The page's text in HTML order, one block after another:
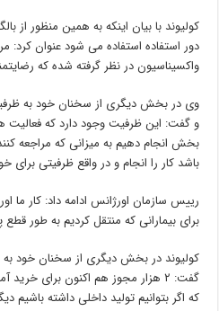
کولیوند با بیان اینکه به همین منظور از
دور استفاده استفاده می شود عنوان کرد:
واکسیناسیون در نظر گرفته شده که
وی در بخش دیگری از سخنان خود به
و گفت: این ظرفیت وجود دارد که فعالیت
بخش انجام دهیم به میزانی که مراجعه
باشد کار را انجام و در واقع ظرفیتی
رییس سازمان اورژانس ادامه داد: کار ما
برای بیمارانی که منتقل کردیم به طور
کولیوند در بخش دیگری از سخنان خود به
گفت: ٢ هزار مجوز هم اکنون برای
که اگر بتوانیم تولید داخلی داشته باشیم